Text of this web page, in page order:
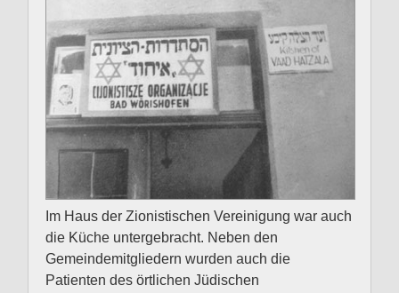
Im Haus der Zionistischen Vereinigung war auch
die Küche untergebracht. Neben den
Gemeindemitgliedern wurden auch die
Patienten des örtlichen Jüdischen